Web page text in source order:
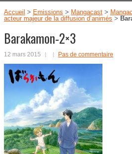
Accueil > Emissions > Mangacast >
acteur majeur de la diffusion d’animés >
Barakamon-2×3
12 mars 2015 Pas de commentaire